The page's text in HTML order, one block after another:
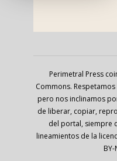
Perimetral Press
Commons.
pero nos inclinamos
de liberar, copiar,
del portal, siempre
lineamientos de la
BY-